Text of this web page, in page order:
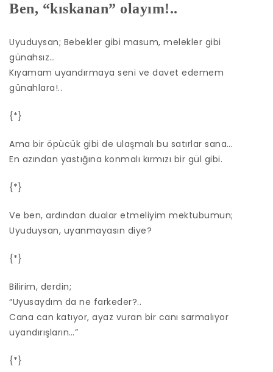
Ben, “kıskanan” olayım!..
Uyuduysan; Bebekler gibi masum, melekler gibi
günahsız…
Kıyamam uyandırmaya seni ve davet edemem
günahlara!..
{*}
Ama bir öpücük gibi de ulaşmalı bu satırlar sana…
En azından yastığına konmalı kırmızı bir gül gibi.
{*}
Ve ben, ardından dualar etmeliyim mektubumun;
Uyuduysan, uyanmayasın diye?
{*}
Bilirim, derdin;
“Uyusaydım da ne farkeder?..
Cana can katıyor, ayaz vuran bir canı sarmalıyor
uyandırışların…”
{*}